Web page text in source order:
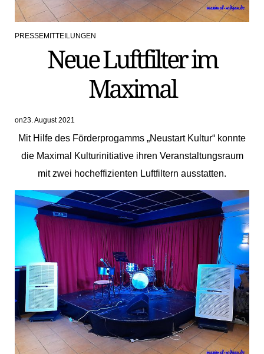
POSTED
PRESSEMITTEILUNGEN
Neue Luftfilter im
Maximal
on23. August 2021
Mit Hilfe des Förderprogamms „Neustart Kultur“ konnte
die Maximal Kulturinitiative ihren Veranstaltungsraum
mit zwei hocheffizienten Luftfiltern ausstatten.